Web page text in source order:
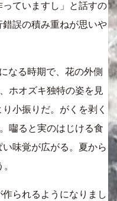
ていますし」と話すの
誤の積み重ねが思いや
なる時期で、花の外側
ホオズキ独特の姿を見
小振りだ。がくを剥く
囓ると実のはじける食
味覚が広がる。夏から
作られるようになりまし